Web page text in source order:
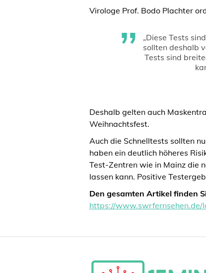
Virologe Prof. Bodo Plachter
„Diese Tests
sollten deshalb
Tests sind
Deshalb gelten auch
Weihnachtsfest.
Auch die Schnelltests sollten
haben ein deutlich höheres
Test-Zentren wie in Mainz die
lassen kann. Positive
Den gesamten Artikel finden
https://